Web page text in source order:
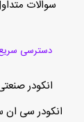
سوالات
دسترسی
انکودر
انکودر سی